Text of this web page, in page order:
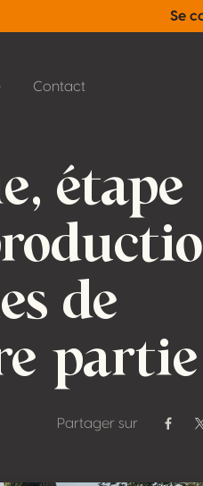
Se
Contact
étape
de
partie
Partager sur